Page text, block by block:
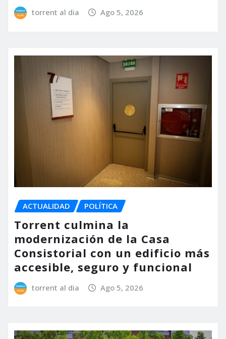
torrent al dia Ago 5, 2026
ACTUALIDAD POLÍTICA
Torrent culmina la
modernización de la Casa
Consistorial con un edificio más
accesible, seguro y funcional
torrent al dia Ago 5, 2026